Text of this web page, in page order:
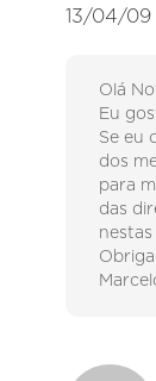
13/04/09
Olá
Eu
Se eu
dos
para
das
nestas